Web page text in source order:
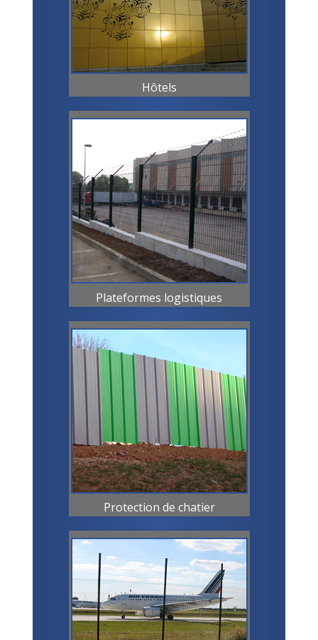
Hôtels
Plateformes logistiques
Protection de chatier